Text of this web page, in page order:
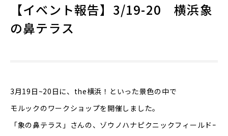
【イベント報告】3/19-20 横浜象
の鼻テラス
3月19日~20日に、the横浜！といった景色の中で
モルックのワークショップを開催しました。
「象の鼻テラス」さんの、ゾウノハナピクニックフィールドｰ